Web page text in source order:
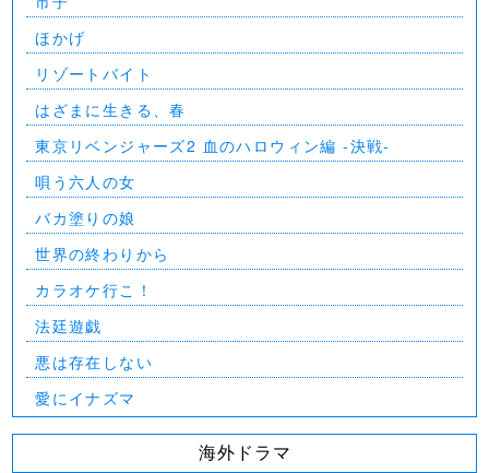
ほかげ
リゾートバイト
はざまに生きる、春
東京リベンジャーズ2 血のハロウィン編 -決戦-
唄う六人の女
バカ塗りの娘
世界の終わりから
カラオケ行こ！
法廷遊戯
悪は存在しない
愛にイナズマ
海外ドラマ